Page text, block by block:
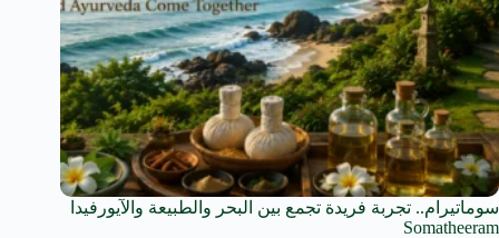
سوماتيرام.. تجربة فريدة تجمع بين البحر والطبيعة والآيورفيدا
Somatheeram